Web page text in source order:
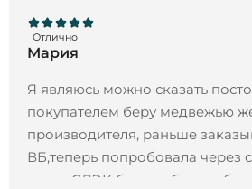
Отлично
Мария
Я являюсь можно сказать
покупателем беру медвежью
производителя, раньше
ВБ,теперь попробовала через
через СДЭК без проблем и